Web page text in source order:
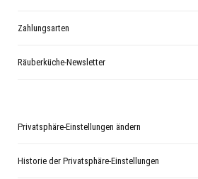
Zahlungsarten
Räuberküche-Newsletter
Privatsphäre-Einstellungen ändern
Historie der Privatsphäre-Einstellungen